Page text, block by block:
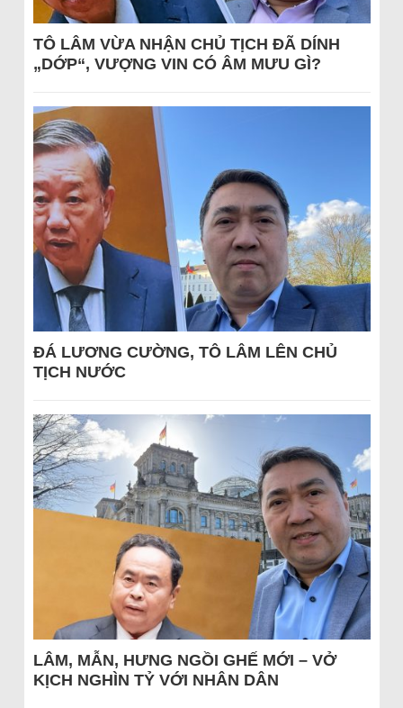
TÔ LÂM VỪA NHẬN CHỦ TỊCH ĐÃ DÍNH
„DỚP“, VƯỢNG VIN CÓ ÂM MƯU GÌ?
ĐÁ LƯƠNG CƯỜNG, TÔ LÂM LÊN CHỦ
TỊCH NƯỚC
LÂM, MẪN, HƯNG NGỒI GHẾ MỚI – VỞ
KỊCH NGHÌN TỶ VỚI NHÂN DÂN